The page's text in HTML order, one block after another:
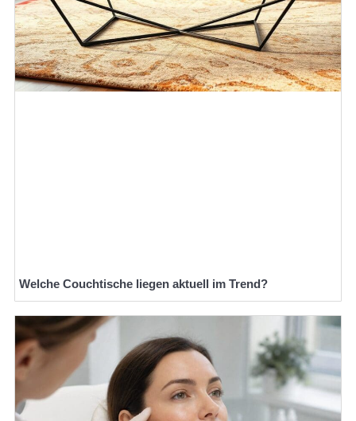
Welche Couchtische liegen aktuell im Trend?